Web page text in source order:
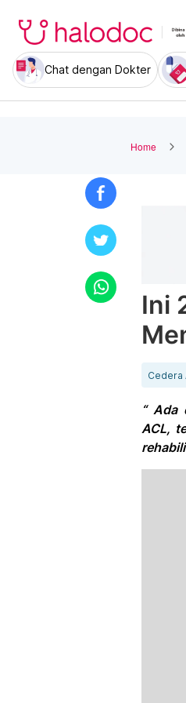
Chat dengan Dokter
Home
Ini
Cedera
“ Ada
ACL,